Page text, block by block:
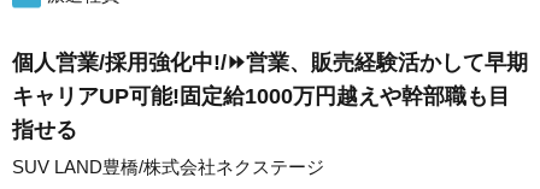
個人営業/採用強化中!/⏩️営業、販売経験活かして早期
キャリアUP可能!固定給1000万円越えや幹部職も目
指せる
SUV LAND豊橋/株式会社ネクステージ